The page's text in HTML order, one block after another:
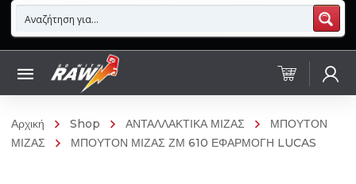
Αρχική Shop ΑΝΤΑΛΛΑΚΤΙΚΑ ΜΙΖΑΣ
ΜΠΟΥΤΟΝ
ΜΙΖΑΣ
ΜΠΟΥΤΟΝ ΜΙΖΑΣ ΖΜ 610 ΕΦΑΡΜΟΓΗ LUCAS